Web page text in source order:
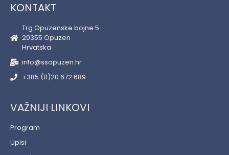
KONTAKT
Trg Opuzenske bojne 5
20355 Opuzen
Hrvatska
info@ssopuzen.hr
+385 (0)20 672 689
VAŽNIJI LINKOVI
Program
Upisi